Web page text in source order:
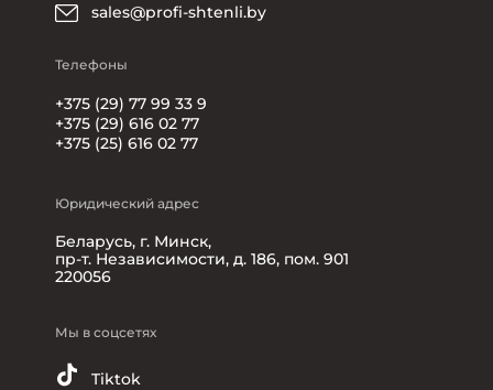
sales@profi-shtenli.by
Телефоны
+375 (29) 77 99 33 9
+375 (29) 616 02 77
+375 (25) 616 02 77
Юридический адрес
Беларусь, г. Минск,
пр-т. Независимости, д. 186, пом. 901
220056
Мы в соцсетях
Tiktok